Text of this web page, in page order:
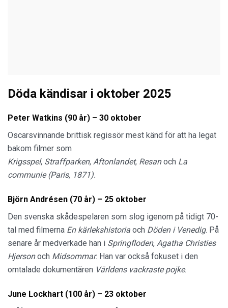
Döda kändisar i oktober 2025
Peter Watkins (90 år) – 30 oktober
Oscarsvinnande brittisk regissör mest känd för att ha legat
bakom filmer som
Krigsspel, Straffparken, Aftonlandet, Resanoch La
communie (Paris, 1871).
Björn Andrésen (70 år) – 25 oktober
Den svenska skådespelaren som slog igenom på tidigt 70-
tal med filmerna En kärlekshistoria och Döden i Venedig. På
senare år medverkade han i Springfloden, Agatha Christies
Hjersonoch Midsommar. Han var också fokuset i den
omtalade dokumentären Världens vackraste pojke.
June Lockhart (100 år) – 23 oktober